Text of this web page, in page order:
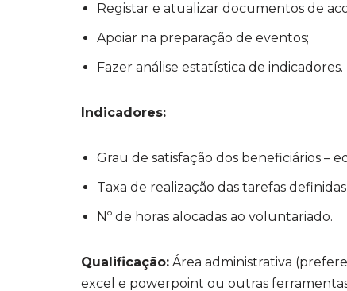
Registar e atualizar documentos de
Apoiar na preparação de eventos;
Fazer análise estatística de indicadores.
Indicadores:
Grau de satisfação dos beneficiários –
Taxa de realização das tarefas
Nº de horas alocadas ao voluntariado.
Qualificação: Área administrativa
excel e powerpoint ou outras